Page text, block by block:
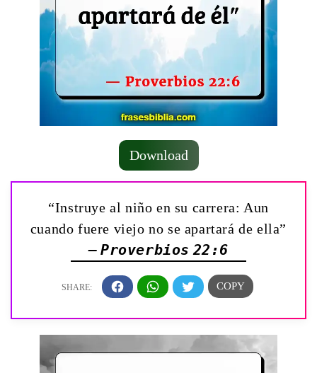
Download
“Instruye al niño en su carrera: Aun
cuando fuere viejo no se apartará de ella”
— Proverbios 22:6